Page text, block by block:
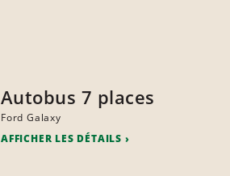
Autobus 7 places
Ford Galaxy
AFFICHER LES DÉTAILS